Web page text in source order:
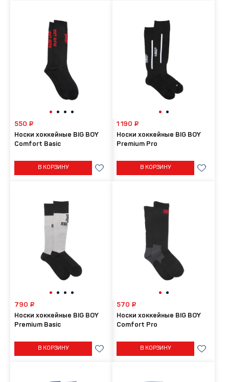
Носки хоккейные BIG BOY
Comfort Basic
550 ₽
В КОРЗИНУ
Носки хоккейные BIG BOY
Premium Pro
1 190 ₽
В КОРЗИНУ
Носки хоккейные BIG BOY
Premium Basic
790 ₽
В КОРЗИНУ
Носки хоккейные BIG BOY
Comfort Pro
570 ₽
В КОРЗИНУ